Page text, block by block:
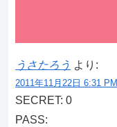
うさたろう より:
2011年11月22日 6:31 PM
SECRET: 0
PASS: